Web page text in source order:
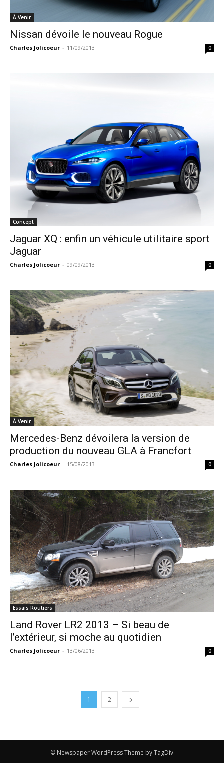
À Venir
Nissan dévoile le nouveau Rogue
Charles Jolicoeur - 11/09/2013 0
Concept
Jaguar XQ : enfin un véhicule utilitaire sport
Jaguar
Charles Jolicoeur - 09/09/2013 0
À Venir
Mercedes-Benz dévoilera la version de
production du nouveau GLA à Francfort
Charles Jolicoeur - 15/08/2013 0
Essais Routiers
Land Rover LR2 2013 – Si beau de
l’extérieur, si moche au quotidien
Charles Jolicoeur - 13/06/2013 0
1 2
© Newspaper WordPress Theme by TagDiv